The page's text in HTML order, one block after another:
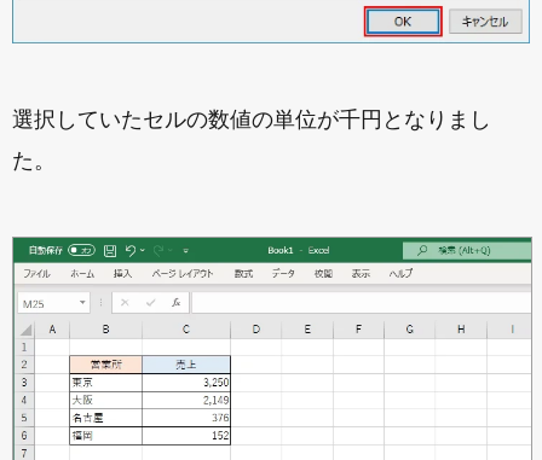
選択していたセルの数値の単位が千円となりまし
た。